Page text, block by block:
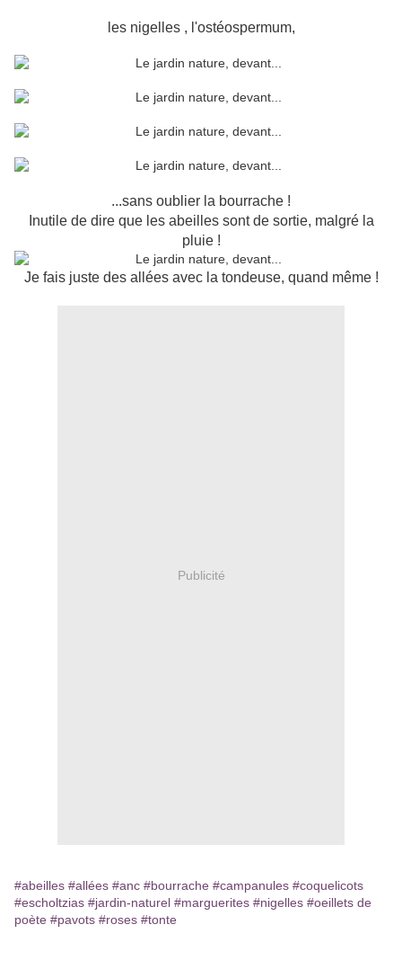
les nigelles , l'ostéospermum,
...sans oublier la bourrache !
Inutile de dire que les abeilles sont de sortie, malgré la
pluie !
Je fais juste des allées avec la tondeuse, quand même !
Publicité
#abeilles #allées #anc #bourrache #campanules #coquelicots
#escholtzias #jardin-naturel #marguerites #nigelles #oeillets de
poète #pavots #roses #tonte